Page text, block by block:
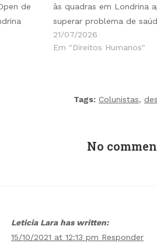
de
às quadras em Londrina
superar problema de
21/07/2026
Em "Direitos Humanos"
Tags: Colunistas,
No
Leticia Lara has written:
15/10/2021 at 12:13 pm Responder